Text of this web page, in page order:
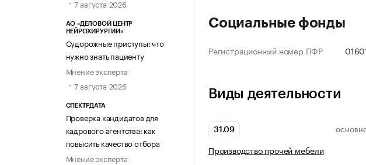
7 августа 2026
АО «ДЕЛОВОЙ ЦЕНТР
НЕЙРОХИРУРГИИ»
Судорожные приступы: что
нужно знать пациенту
Мнение эксперта
7 августа 2026
СПЕКТРДАТА
Проверка кандидатов для
кадрового агентства: как
повысить качество отбора
Мнение эксперта
Социальные фонды
Регистрационный номер ПФР
Виды деятельности
31.09
Производство прочей мебели